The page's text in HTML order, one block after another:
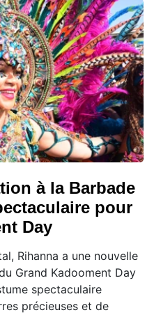
à la Barbade
pour
Day
Rihanna a une nouvelle
Grand Kadooment Day
spectaculaire
précieuses et de